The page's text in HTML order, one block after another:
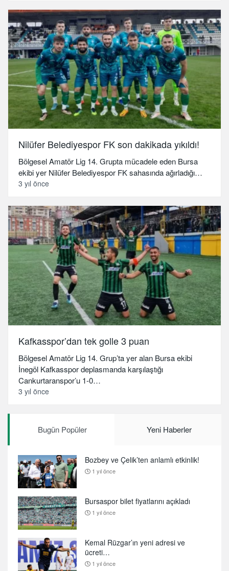
Nilüfer Belediyespor FK son dakikada yıkıldı!
Bölgesel Amatör Lig 14. Grupta mücadele eden Bursa
ekibi yer Nilüfer Belediyespor FK sahasında ağırladığı…
3 yıl önce
Kafkasspor’dan tek golle 3 puan
Bölgesel Amatör Lig 14. Grup’ta yer alan Bursa ekibi
İnegöl Kafkasspor deplasmanda karşılaştığı
Cankurtaranspor’u 1-0…
3 yıl önce
Bugün Popüler Yeni Haberler
Bozbey ve Çelik’ten anlamlı etkinlik!
1 yıl önce
Bursaspor bilet fiyatlarını açıkladı
1 yıl önce
Kemal Rüzgar’ın yeni adresi ve
ücreti…
1 yıl önce